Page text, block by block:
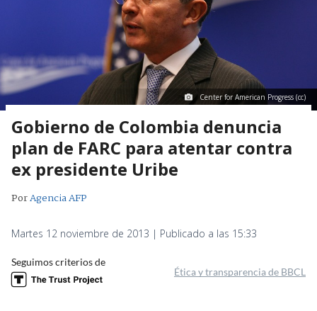
Center for American Progress (cc)
Gobierno de Colombia denuncia
plan de FARC para atentar contra
ex presidente Uribe
PorAgencia AFP
Martes 12 noviembre de 2013 | Publicado a las 15:33
Seguimos criterios de
Ética y transparencia de BBCL